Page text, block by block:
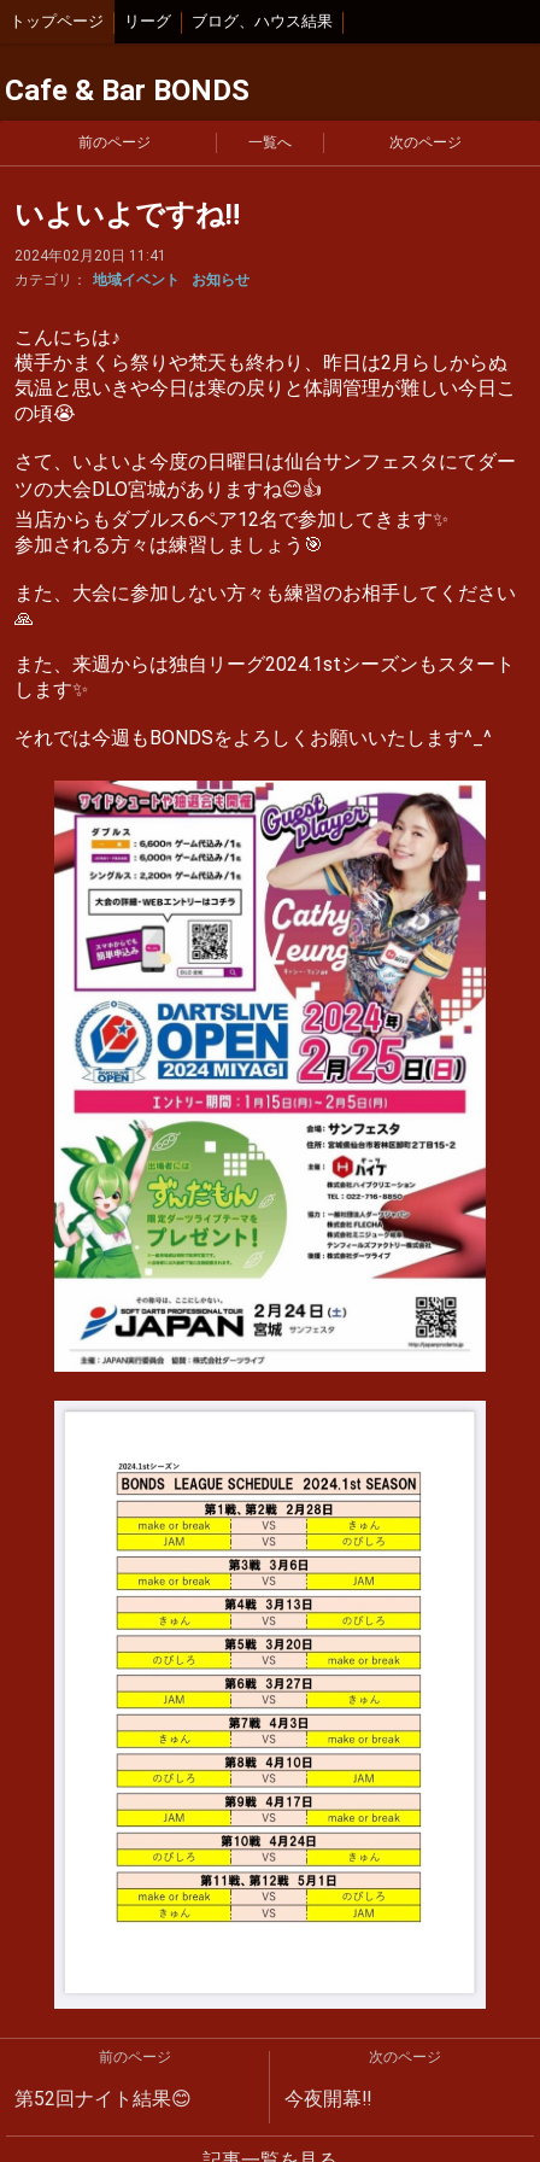
トップページ リーグ ブログ、ハウス結果
Cafe & Bar BONDS
前のページ 一覧へ 次のページ
いよいよですね‼️
2024年02月20日 11:41
カテゴリ：
地域イベント お知らせ
こんにちは♪
横手かまくら祭りや梵天も終わり、昨日は2月らしからぬ
気温と思いきや今日は寒の戻りと体調管理が難しい今日こ
の頃😭
さて、いよいよ今度の日曜日は仙台サンフェスタにてダー
ツの大会DLO宮城がありますね😊👍
当店からもダブルス6ペア12名で参加してきます✨
参加される方々は練習しましょう🎯
また、大会に参加しない方々も練習のお相手してください
🙏
また、来週からは独自リーグ2024.1stシーズンもスタート
します✨
それでは今週もBONDSをよろしくお願いいたします^_^
前のページ
第52回ナイト結果😊
次のページ
今夜開幕‼️